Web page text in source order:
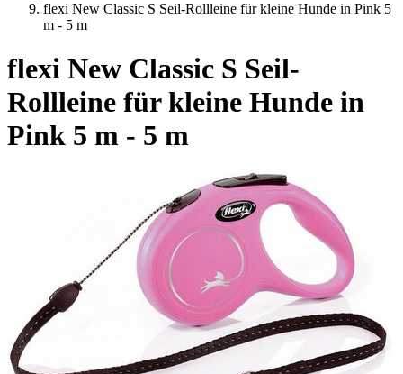
flexi New Classic S Seil-Rollleine für kleine Hunde in Pink 5
m - 5 m
flexi New Classic S Seil-
Rollleine für kleine Hunde in
Pink 5 m - 5 m